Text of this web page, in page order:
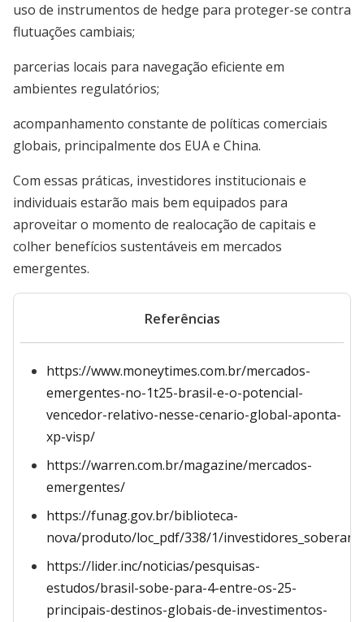
uso de instrumentos de hedge para proteger-se contra
flutuações cambiais;
parcerias locais para navegação eficiente em
ambientes regulatórios;
acompanhamento constante de políticas comerciais
globais, principalmente dos EUA e China.
Com essas práticas, investidores institucionais e
individuais estarão mais bem equipados para
aproveitar o momento de realocação de capitais e
colher benefícios sustentáveis em mercados
emergentes.
Referências
https://www.moneytimes.com.br/mercados-
emergentes-no-1t25-brasil-e-o-potencial-
vencedor-relativo-nesse-cenario-global-aponta-
xp-visp/
https://warren.com.br/magazine/mercados-
emergentes/
https://funag.gov.br/biblioteca-
nova/produto/loc_pdf/338/1/
https://lider.inc/noticias/pesquisas-
estudos/brasil-sobe-para-4-entre-os-25-
principais-destinos-globais-de-investimentos-